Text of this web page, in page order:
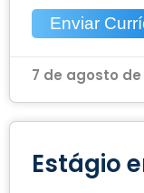
Enviar
7 de agosto de
Estágio